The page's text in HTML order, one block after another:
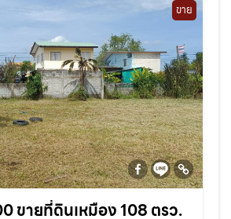
ขาย
ขายที่ดินเหมือง 108 ตรว.